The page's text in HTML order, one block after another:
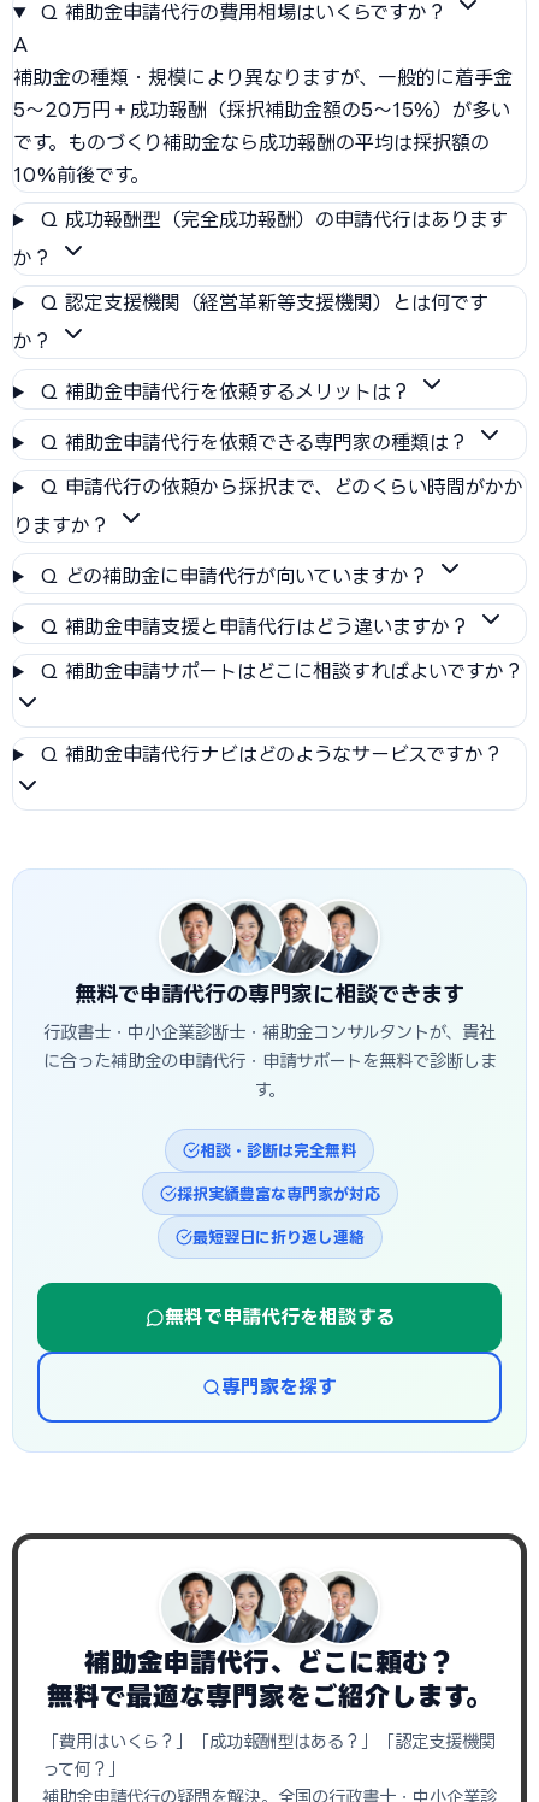
Q 補助金申請代行の費用相場はいくらですか？
A
補助金の種類・規模により異なりますが、一般的に着手金
5〜20万円＋成功報酬（採択補助金額の5〜15%）が多い
です。ものづくり補助金なら成功報酬の平均は採択額の
10%前後です。
Q 成功報酬型（完全成功報酬）の申請代行はあります
か？
Q 認定支援機関（経営革新等支援機関）とは何です
か？
Q 補助金申請代行を依頼するメリットは？
Q 補助金申請代行を依頼できる専門家の種類は？
Q 申請代行の依頼から採択まで、どのくらい時間がかか
りますか？
Q どの補助金に申請代行が向いていますか？
Q 補助金申請支援と申請代行はどう違いますか？
Q 補助金申請サポートはどこに相談すればよいですか？
Q 補助金申請代行ナビはどのようなサービスですか？
無料で申請代行の専門家に相談できます
行政書士・中小企業診断士・補助金コンサルタントが、貴社
に合った補助金の申請代行・申請サポートを無料で診断しま
す。
相談・診断は完全無料
採択実績豊富な専門家が対応
最短翌日に折り返し連絡
無料で申請代行を相談する
専門家を探す
補助金申請代行、どこに頼む？
無料で最適な専門家をご紹介します。
「費用はいくら？」「成功報酬型はある？」「認定支援機関
って何？」
補助金申請代行の疑問を解決。全国の行政書士・中小企業診